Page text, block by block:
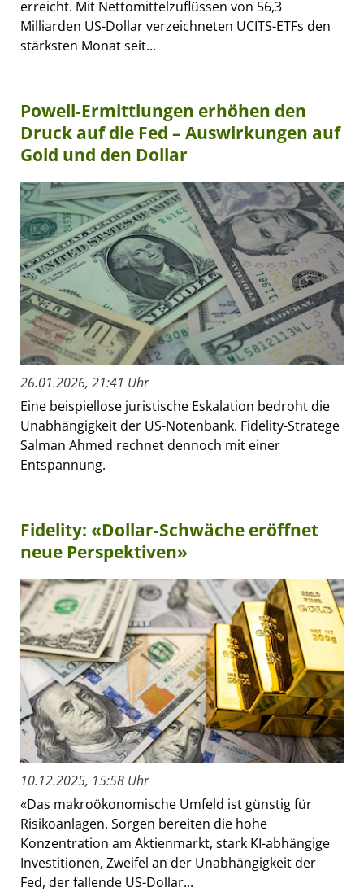
erreicht. Mit Nettomittelzuflüssen von 56,3
Milliarden US-Dollar verzeichneten UCITS-ETFs den
stärksten Monat seit...
Powell-Ermittlungen erhöhen den
Druck auf die Fed – Auswirkungen auf
Gold und den Dollar
26.01.2026, 21:41 Uhr
Eine beispiellose juristische Eskalation bedroht die
Unabhängigkeit der US-Notenbank. Fidelity-Stratege
Salman Ahmed rechnet dennoch mit einer
Entspannung.
Fidelity: «Dollar-Schwäche eröffnet
neue Perspektiven»
10.12.2025, 15:58 Uhr
«Das makroökonomische Umfeld ist günstig für
Risikoanlagen. Sorgen bereiten die hohe
Konzentration am Aktienmarkt, stark KI-abhängige
Investitionen, Zweifel an der Unabhängigkeit der
Fed, der fallende US-Dollar...